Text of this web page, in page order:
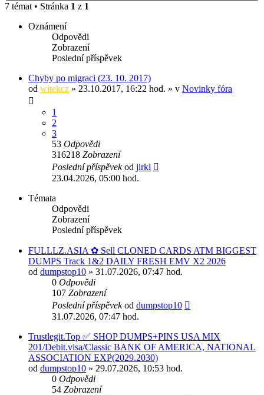
7 témat • Stránka 1 z 1
Oznámení
Odpovědi
Zobrazení
Poslední příspěvek
Chyby po migraci (23. 10. 2017)
od witekcz » 23.10.2017, 16:22 hod. » v Novinky fóra
1
2
3
53 Odpovědi
316218 Zobrazení
Poslední příspěvekod jirkl
23.04.2026, 05:00 hod.
Témata
Odpovědi
Zobrazení
Poslední příspěvek
FULLLZ.ASIA ✿ Sell CLONED CARDS ATM BIGGEST
DUMPS Track 1&2 DAILY FRESH EMV X2 2026
od dumpstop10 » 31.07.2026, 07:47 hod.
0 Odpovědi
107 Zobrazení
Poslední příspěvekod dumpstop10
31.07.2026, 07:47 hod.
Trustlegit.Top ✅ SHOP DUMPS+PINS USA MIX
201/Debit.visa/Classic BANK OF AMERICA, NATIONAL
ASSOCIATION EXP(2029.2030)
od dumpstop10 » 29.07.2026, 10:53 hod.
0 Odpovědi
54 Zobrazení